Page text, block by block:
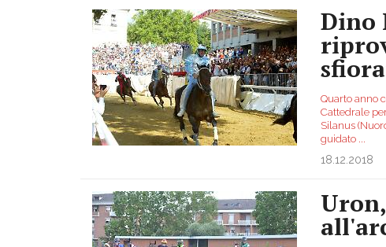
Dino
Quarto anno
Cattedrale
Silanus
guidato
18.12.2018